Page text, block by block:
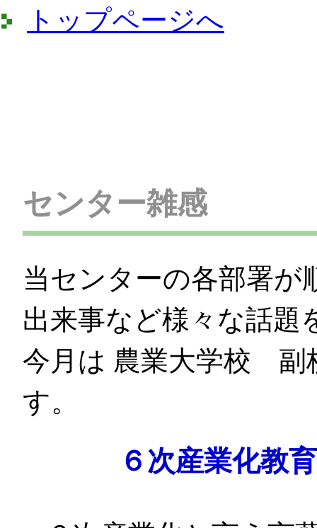
トップページへ
センター雑感
当センターの各部署が
出来事など様々な話題
今月は 農業大学校
す。
６次産業化教